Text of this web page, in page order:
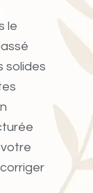
le
solides